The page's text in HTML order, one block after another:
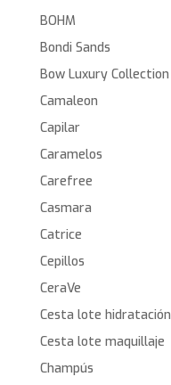
BOHM
Bondi Sands
Bow Luxury Collection
Camaleon
Capilar
Caramelos
Carefree
Casmara
Catrice
Cepillos
CeraVe
Cesta lote hidratación
Cesta lote maquillaje
Champús